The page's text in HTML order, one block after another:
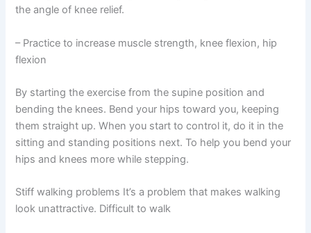
the angle of knee relief.
– Practice to increase muscle strength, knee flexion, hip
flexion
By starting the exercise from the supine position and
bending the knees. Bend your hips toward you, keeping
them straight up. When you start to control it, do it in the
sitting and standing positions next. To help you bend your
hips and knees more while stepping.
Stiff walking problems It’s a problem that makes walking
look unattractive. Difficult to walk